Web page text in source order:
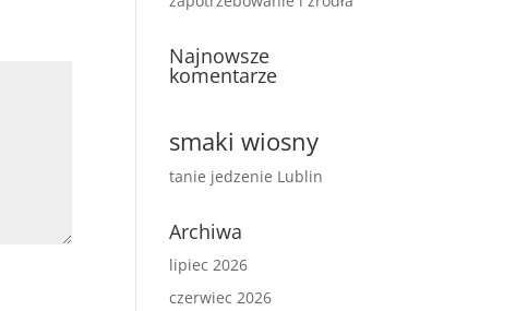
Najnowsze
komentarze
smaki wiosny
tanie jedzenie Lublin
Archiwa
lipiec 2026
czerwiec 2026